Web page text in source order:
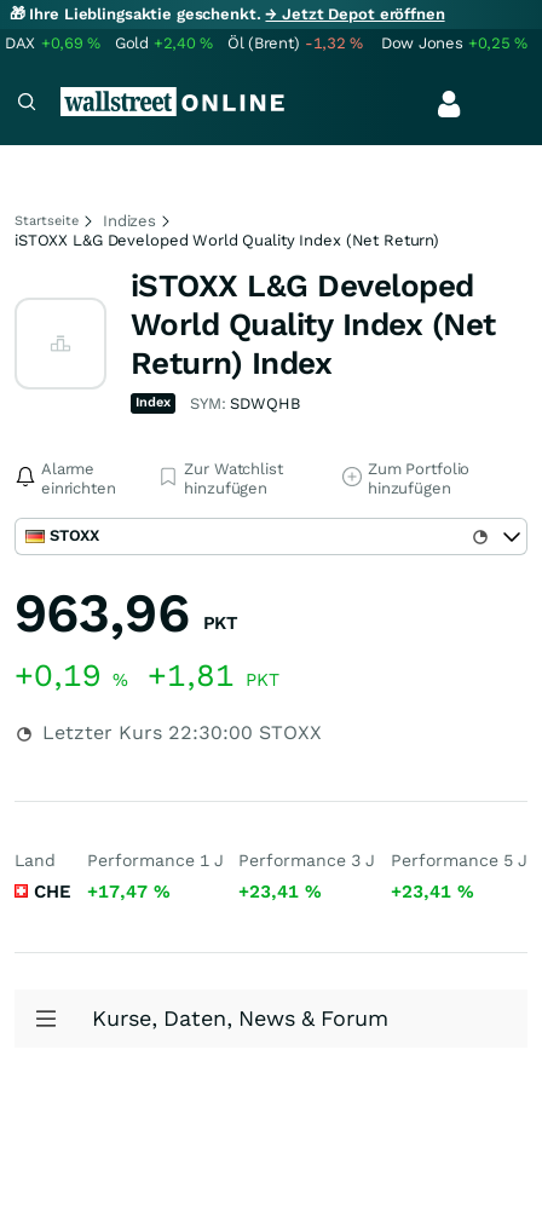
🎁 Ihre Lieblingsaktie geschenkt.→ Jetzt Depot eröffnen
DAX +0,69% Gold +2,40% Öl (Brent) -1,32% Dow Jones +0,25%
Startseite
Indizes
iSTOXX L&G Developed World Quality Index (Net Return)
iSTOXX L&G Developed
World Quality Index (Net
Return) Index
Index SYM:SDWQHB
Alarme
einrichten
Zur Watchlist
hinzufügen
Zum Portfolio
hinzufügen
STOXX
963,96 PKT
+0,19 % +1,81 PKT
Letzter Kurs 22:30:00 STOXX
Land
CHE
Performance 1 J
+17,47 %
Performance 3 J
+23,41%
Performance 5 J
+23,41 %
Kurse, Daten, News & Forum